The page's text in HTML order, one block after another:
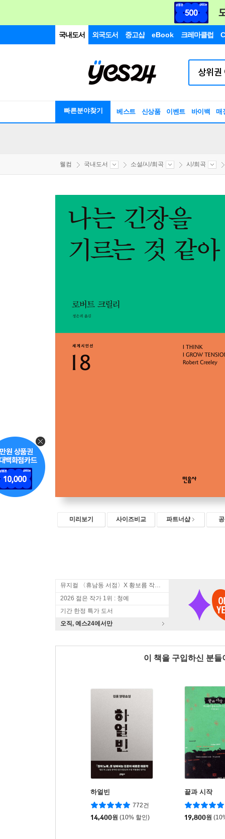
국내도서 외국도서 중고샵 eBook 크레마클럽
빠른분야찾기 베스트 신상품 이벤트 바이백 매
웰컴 국내도서 소설/시/희곡 시/희곡
미리보기 사이즈비교 파트너샵
뮤지컬 〈휴남동 서점〉X 황보름 작가 북토크
2026 젊은 작가 1위 : 청예
기간 한정 특가 도서
오직, 예스24에서만
이 책을 구입하신 분
하얼빈
772건
14,400원 (10% 할인)
끝과 시작
19,800원